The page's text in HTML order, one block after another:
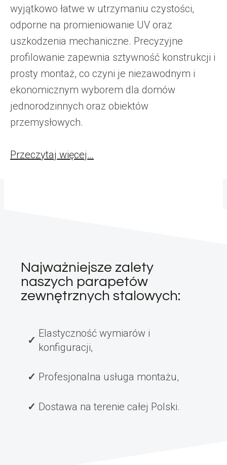
wyjątkowo łatwe w utrzymaniu czystości,
odporne na promieniowanie UV oraz
uszkodzenia mechaniczne. Precyzyjne
profilowanie zapewnia sztywność konstrukcji i
prosty montaż, co czyni je niezawodnym i
ekonomicznym wyborem dla domów
jednorodzinnych oraz obiektów
przemysłowych.
Przeczytaj więcej…
Najważniejsze zalety
naszych parapetów
zewnętrznych stalowych:
Elastyczność wymiarów i
konfiguracji,
Profesjonalna usługa montażu,
Dostawa na terenie całej Polski.